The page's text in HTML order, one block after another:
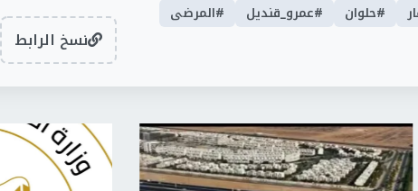
#حلوان #عمرو_قنديل #المرضى
نسخ الرابط